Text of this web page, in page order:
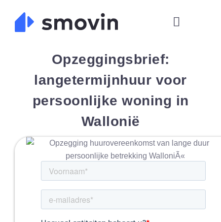
content
Opzeggingsbrief:
langetermijnhuur voor
persoonlijke woning in
Wallonië